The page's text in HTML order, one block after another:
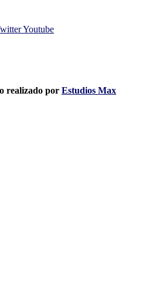
Youtube
realizado por Estudios Max